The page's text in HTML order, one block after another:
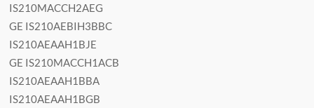
IS210MACCH2AEG
GE IS210AEBIH3BBC
IS210AEAAH1BJE
GE IS210MACCH1ACB
IS210AEAAH1BBA
IS210AEAAH1BGB